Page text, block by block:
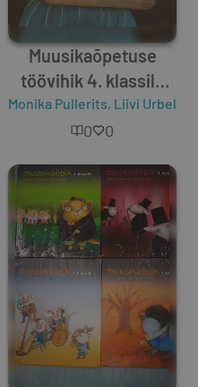
Muusikaõpetuse
töövihik 4. klassile
uus õppekava
Monika Pullerits, Liivi Urbel
0 0